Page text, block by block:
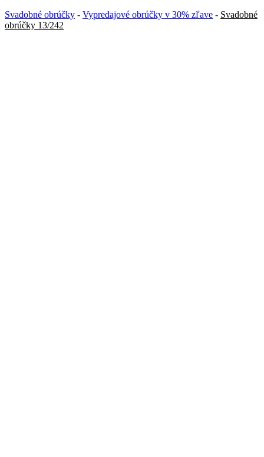
Svadobné obrúčky - Vypredajové obrúčky v 30% zľave - Svadobné
obrúčky 13/242